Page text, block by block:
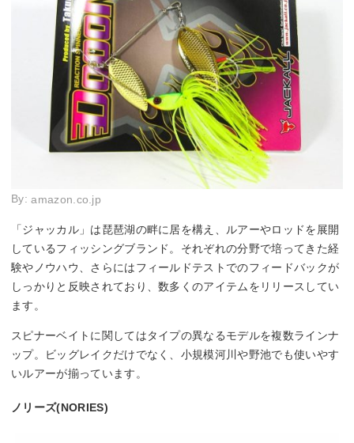
By:amazon.co.jp
「ジャッカル」は琵琶湖の畔に居を構え、ルアーやロッドを展開
しているフィッシングブランド。それぞれの分野で培ってきた経
験やノウハウ、さらにはフィールドテストでのフィードバックが
しっかりと反映されており、数多くのアイテムをリリースしてい
ます。
スピナーベイトに関してはタイプの異なるモデルを複数ラインナ
ップ。ビッグレイクだけでなく、小規模河川や野池でも使いやす
いルアーが揃っています。
ノリーズ(NORIES)